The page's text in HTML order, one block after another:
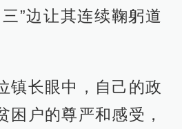
”边让其连续鞠躬道
镇长眼中，自己的政
困户的尊严和感受，